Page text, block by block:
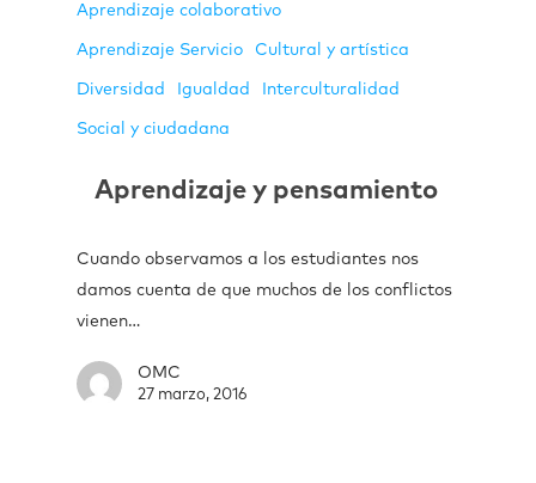
Aprendizaje colaborativo
Aprendizaje Servicio Cultural y artística
Diversidad Igualdad Interculturalidad
Social y ciudadana
Aprendizaje y pensamiento
Cuando observamos a los estudiantes nos
damos cuenta de que muchos de los conflictos
vienen…
OMC
27 marzo, 2016